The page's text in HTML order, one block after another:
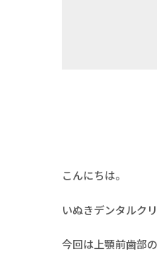
こんにちは。
いぬきデンタルク
今回は上顎前歯部